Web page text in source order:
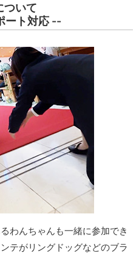
ついて
ート対応 --
わんちゃんも一緒に参加でき
テがリングドッグなどのブラ